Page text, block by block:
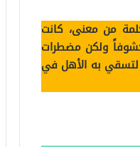
من معنى، كانت
ولكن مضطرات
لتسقي به الأهل في